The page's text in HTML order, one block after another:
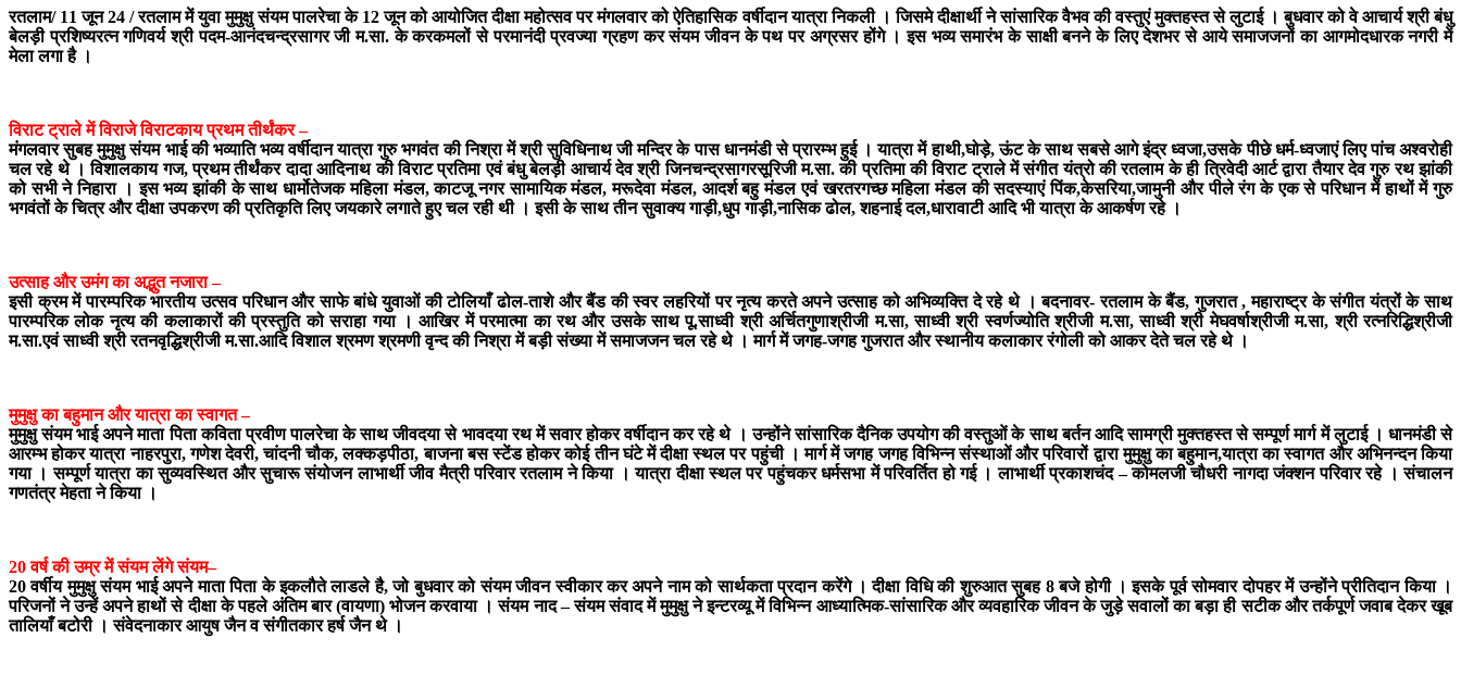
रतलाम/ 11 जून 24 / रतलाम में युवा मुमुक्षु संयम पालरेचा के 12 जून को आयोजित दीक्षा महोत्सव पर मंगलवार को ऐतिहासिक वर्षीदान यात्रा निकली । जिसमे दीक्षार्थी ने सांसारिक वैभव की वस्तुएं मुक्तहस्त से लुटाई । बुधवार को वे आचार्य श्री बंधु
बेलड़ी प्रशिष्यरत्न गणिवर्य श्री पदम-आनंदचन्द्रसागर जी म.सा. के करकमलों से परमानंदी प्रवज्या ग्रहण कर संयम जीवन के पथ पर अग्रसर होंगे । इस भव्य समारंभ के साक्षी बनने के लिए देशभर से आये समाजजनों का आगमोदधारक नगरी में
मेला लगा है ।
विराट ट्राले में विराजे विराटकाय प्रथम तीर्थंकर –
मंगलवार सुबह मुमुक्षु संयम भाई की भव्याति भव्य वर्षीदान यात्रा गुरु भगवंत की निश्रा में श्री सुविधिनाथ जी मन्दिर के पास धानमंडी से प्रारम्भ हुई । यात्रा में हाथी,घोड़े, ऊंट के साथ सबसे आगे इंद्र ध्वजा,उसके पीछे धर्म-ध्वजाएं लिए पांच अश्वरोही
चल रहे थे । विशालकाय गज, प्रथम तीर्थंकर दादा आदिनाथ की विराट प्रतिमा एवं बंधु बेलड़ी आचार्य देव श्री जिनचन्द्रसागरसूरिजी म.सा. की प्रतिमा की विराट ट्राले में संगीत यंत्रो की रतलाम के ही त्रिवेदी आर्ट द्वारा तैयार देव गुरु रथ झांकी
को सभी ने निहारा । इस भव्य झांकी के साथ धार्मोतेजक महिला मंडल, काटजू नगर सामायिक मंडल, मरूदेवा मंडल, आदर्श बहु मंडल एवं खरतरगच्छ महिला मंडल की सदस्याएं पिंक,केसरिया,जामुनी और पीले रंग के एक से परिधान में हाथों में गुरु
भगवंतों के चित्र और दीक्षा उपकरण की प्रतिकृति लिए जयकारे लगाते हुए चल रही थी । इसी के साथ तीन सुवाक्य गाड़ी,धुप गाड़ी,नासिक ढोल, शहनाई दल,धारावाटी आदि भी यात्रा के आकर्षण रहे ।
उत्साह और उमंग का अद्भुत नजारा –
इसी क्रम में पारम्परिक भारतीय उत्सव परिधान और साफे बांधे युवाओं की टोलियाँ ढोल-ताशे और बैंड की स्वर लहरियों पर नृत्य करते अपने उत्साह को अभिव्यक्ति दे रहे थे । बदनावर- रतलाम के बैंड, गुजरात , महाराष्ट्र के संगीत यंत्रों के साथ
पारम्परिक लोक नृत्य की कलाकारों की प्रस्तुति को सराहा गया । आखिर में परमात्मा का रथ और उसके साथ पू.साध्वी श्री अर्चितगुणाश्रीजी म.सा, साध्वी श्री स्वर्णज्योति श्रीजी म.सा, साध्वी श्री मेघवर्षाश्रीजी म.सा, श्री रत्नरिद्धिश्रीजी
म.सा.एवं साध्वी श्री रतनवृद्धिश्रीजी म.सा.आदि विशाल श्रमण श्रमणी वृन्द की निश्रा में बड़ी संख्या में समाजजन चल रहे थे । मार्ग में जगह-जगह गुजरात और स्थानीय कलाकार रंगोली को आकर देते चल रहे थे ।
मुमुक्षु का बहुमान और यात्रा का स्वागत –
मुमुक्षु संयम भाई अपने माता पिता कविता प्रवीण पालरेचा के साथ जीवदया से भावदया रथ में सवार होकर वर्षीदान कर रहे थे । उन्होंने सांसारिक दैनिक उपयोग की वस्तुओं के साथ बर्तन आदि सामग्री मुक्तहस्त से सम्पूर्ण मार्ग में लुटाई । धानमंडी से
आरम्भ होकर यात्रा नाहरपुरा, गणेश देवरी, चांदनी चौक, लक्कड़पीठा, बाजना बस स्टेंड होकर कोई तीन घंटे में दीक्षा स्थल पर पहुंची । मार्ग में जगह जगह विभिन्न संस्थाओं और परिवारों द्वारा मुमुक्षु का बहुमान,यात्रा का स्वागत और अभिनन्दन किया
गया । सम्पूर्ण यात्रा का सुव्यवस्थित और सुचारू संयोजन लाभार्थी जीव मैत्री परिवार रतलाम ने किया । यात्रा दीक्षा स्थल पर पहुंचकर धर्मसभा में परिवर्तित हो गई । लाभार्थी प्रकाशचंद – कोमलजी चौधरी नागदा जंक्शन परिवार रहे । संचालन
गणतंत्र मेहता ने किया ।
20 वर्ष की उम्र में संयम लेंगे संयम–
20 वर्षीय मुमुक्षु संयम भाई अपने माता पिता के इकलौते लाडले है, जो बुधवार को संयम जीवन स्वीकार कर अपने नाम को सार्थकता प्रदान करेंगे । दीक्षा विधि की शुरुआत सुबह 8 बजे होगी । इसके पूर्व सोमवार दोपहर में उन्होंने प्रीतिदान किया ।
परिजनों ने उन्हें अपने हाथों से दीक्षा के पहले अंतिम बार (वायणा) भोजन करवाया । संयम नाद – संयम संवाद में मुमुक्षु ने इन्टरव्यू में विभिन्न आध्यात्मिक-सांसारिक और व्यवहारिक जीवन के जुड़े सवालों का बड़ा ही सटीक और तर्कपूर्ण जवाब देकर खूब
तालियाँ बटोरी । संवेदनाकार आयुष जैन व संगीतकार हर्ष जैन थे ।